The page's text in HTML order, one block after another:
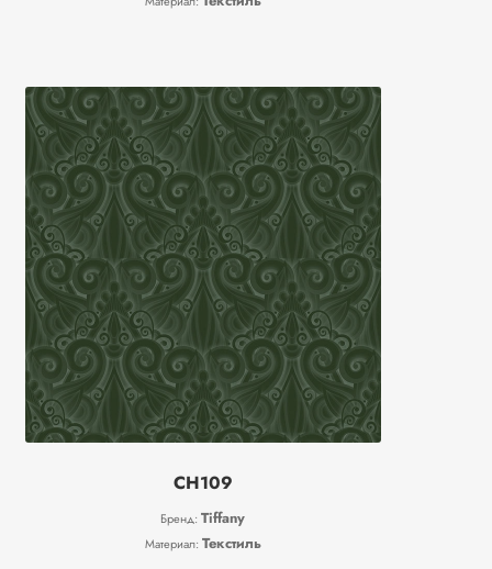
CH109
Бренд:Tiffany
Материал: Текстиль